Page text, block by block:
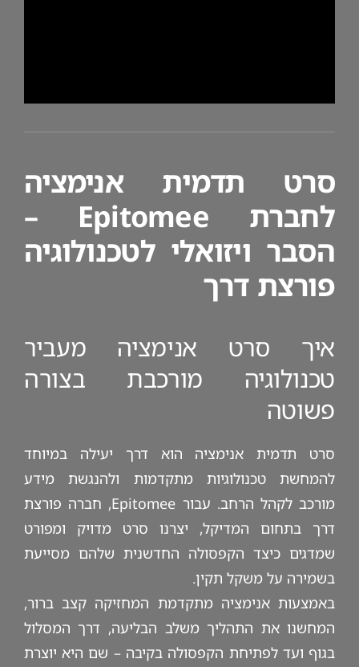
סרט תדמית אנימציה
לחברת Epitomee –
הסבר ויזואלי לטכנולוגיה
פורצת דרך
איך סרט אנימציה מעביר
טכנולוגיה מורכבת בצורה
פשוטה
סרט תדמית אנימציה הוא דרך יעילה במיוחד
להמחשת טכנולוגיות מתקדמות ולהנגשת מידע
מורכב לקהל הרחב. עבור Epitomee, חברה פורצת
דרך בתחום המדיקל, יצרנו סרט מדויק ומפורט
שמדגים כיצד הקפסולה החדשנית שלהם מסייעת
בשמירה על משקל תקין.
באמצעות אנימציה מתקדמת המחזיקה קצב ברור,
המחשנו את התהליך משלב הבליעה, דרך המסלול
בגוף ועד לפתיחת הקפסולה בקיבה – שם היא יוצרת